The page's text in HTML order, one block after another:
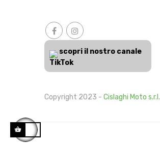
scopri il nostro canale
TikTok
Copyright 2023 - Cislaghi Moto s.r.l.